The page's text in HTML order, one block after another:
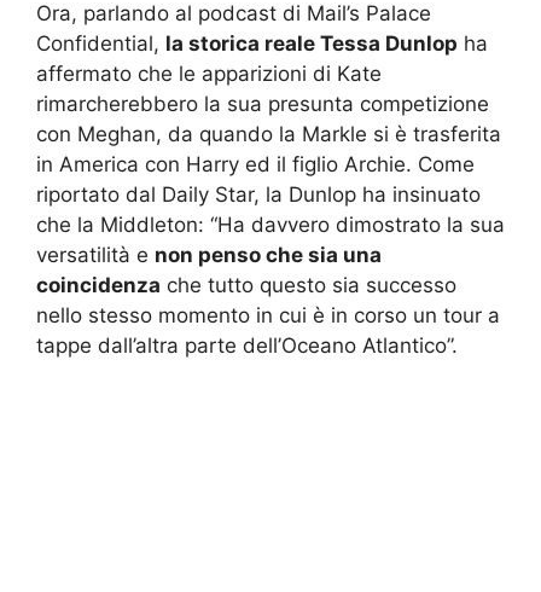
Ora, parlando al podcast di Mail’s Palace
Confidential, la storica reale Tessa Dunlop ha
affermato che le apparizioni di Kate
rimarcherebbero la sua presunta competizione
con Meghan, da quando la Markle si è trasferita
in America con Harry ed il figlio Archie. Come
riportato dal Daily Star, la Dunlop ha insinuato
che la Middleton: “Ha davvero dimostrato la sua
versatilità e non penso che sia una
coincidenza che tutto questo sia successo
nello stesso momento in cui è in corso un tour a
tappe dall’altra parte dell’Oceano Atlantico”.